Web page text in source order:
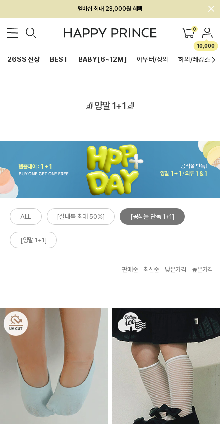
회원전용 아울렛, 가입하면 ~60% 할인!
멤버십 최대 28,000원 혜택 0
10,000
26SS 신상 BEST BABY[6~12M] 아우터/상의 하의/레깅스
🧦양말 1+1🧦
ALL [실내복 최대 50%] [공식몰 단독 1+1]
[양말 1+1]
판매순 최신순 낮은가격 높은가격